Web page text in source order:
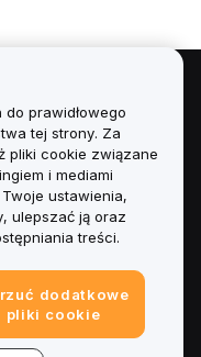
prawidłowego
tej strony. Za
pliki cookie związane
i mediami
ustawienia,
ulepszać ją oraz
treści.
dodatkowe
pliki cookie